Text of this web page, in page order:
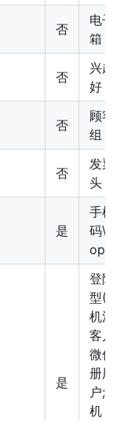
否
电子
箱
否
兴趣
好
否
顾客
组
否
发票
头
是
手机
码\微
是
登陆
型(0:
机注
客户
微信
册用
户;2:
机